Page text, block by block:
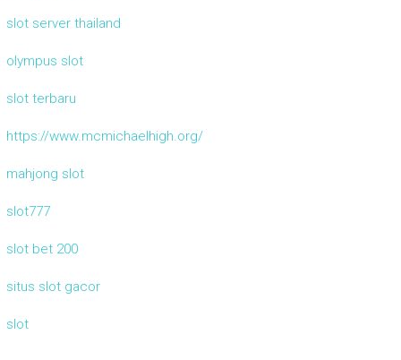
slot server thailand
olympus slot
slot terbaru
https://www.mcmichaelhigh.org/
mahjong slot
slot777
slot bet 200
situs slot gacor
slot